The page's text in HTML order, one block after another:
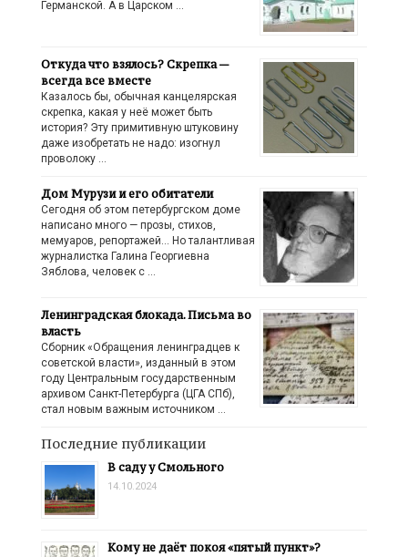
Германской. А в Царском …
Откуда что взялось? Скрепка —
всегда все вместе
Казалось бы, обычная канцелярская
скрепка, какая у неё может быть
история? Эту примитивную штуковину
даже изобретать не надо: изогнул
проволоку …
Дом Мурузи и его обитатели
Сегодня об этом петербургском доме
написано много — прозы, стихов,
мемуаров, репортажей… Но талантливая
журналистка Галина Георгиевна
Зяблова, человек с …
Ленинградская блокада. Письма во
власть
Сборник «Обращения ленинградцев к
советской власти», изданный в этом
году Центральным государственным
архивом Санкт-Петербурга (ЦГА СПб),
стал новым важным источником …
Последние публикации
В саду у Смольного
14.10.2024
Кому не даёт покоя «пятый пункт»?